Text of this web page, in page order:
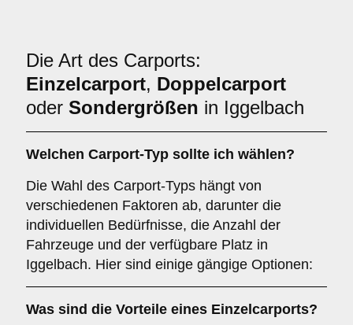
Die Art des Carports:
Einzelcarport, Doppelcarport
oder Sondergrößen in Iggelbach
Welchen Carport-Typ sollte ich wählen?
Die Wahl des Carport-Typs hängt von
verschiedenen Faktoren ab, darunter die
individuellen Bedürfnisse, die Anzahl der
Fahrzeuge und der verfügbare Platz in
Iggelbach. Hier sind einige gängige Optionen:
Was sind die Vorteile eines Einzelcarports?